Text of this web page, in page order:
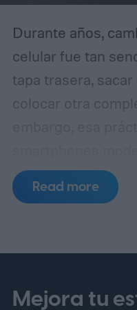
Durante años,
celular fue tan
tapa trasera,
colocar otra
fabricantes
delgados, cuerpos
regreso. No
Read more
Mejora tu